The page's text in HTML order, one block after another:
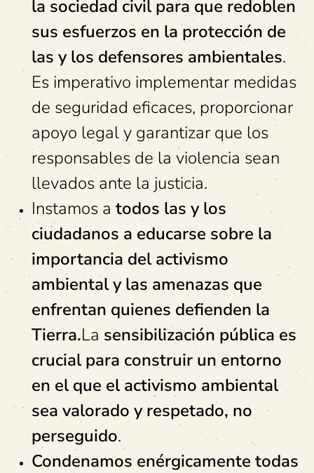
la sociedad civil para que redoblen
sus esfuerzos en la protección de
las y los defensores ambientales.
Es imperativo implementar medidas
de seguridad eficaces, proporcionar
apoyo legal y garantizar que los
responsables de la violencia sean
llevados ante la justicia.
Instamos a todos las y los
ciudadanos a educarse sobre la
importancia del activismo
ambiental y las amenazas que
enfrentan quienes defienden la
Tierra.La sensibilización pública es
crucial para construir un entorno
en el que el activismo ambiental
sea valorado y respetado, no
perseguido.
Condenamos enérgicamente todas